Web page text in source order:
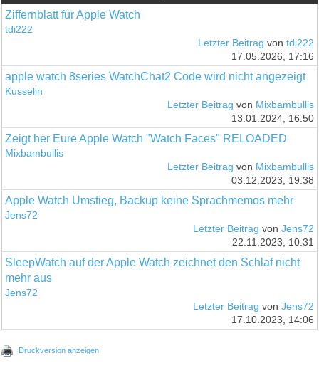
Ziffernblatt für Apple Watch
tdi222
Letzter Beitrag von tdi222
17.05.2026, 17:16
apple watch 8series WatchChat2 Code wird nicht angezeigt
Kusselin
Letzter Beitrag von Mixbambullis
13.01.2024, 16:50
Zeigt her Eure Apple Watch "Watch Faces" RELOADED
Mixbambullis
Letzter Beitrag von Mixbambullis
03.12.2023, 19:38
Apple Watch Umstieg, Backup keine Sprachmemos mehr
Jens72
Letzter Beitrag von Jens72
22.11.2023, 10:31
SleepWatch auf der Apple Watch zeichnet den Schlaf nicht
mehr aus
Jens72
Letzter Beitrag von Jens72
17.10.2023, 14:06
Druckversion anzeigen